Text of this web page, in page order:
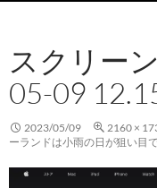
ン
ツ
へ
ス
キ
ッ
プ
スクリー
05-09
2023/05/09 2160 ×
ーランドは小雨の日が狙い目